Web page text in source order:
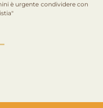
è urgente condividere con